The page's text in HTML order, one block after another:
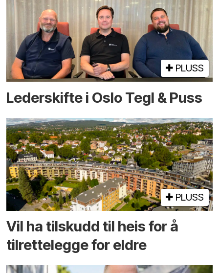
PLUSS
Lederskifte i Oslo Tegl & Puss
PLUSS
Vil ha tilskudd til heis for å
tilrettelegge for eldre